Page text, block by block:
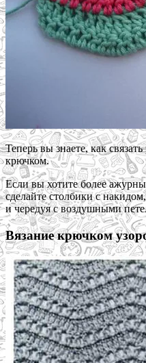
Теперь вы знаете, как
крючком.
Если вы хотите более
сделайте столбики с
и чередуя с воздушными
Вязание крючком